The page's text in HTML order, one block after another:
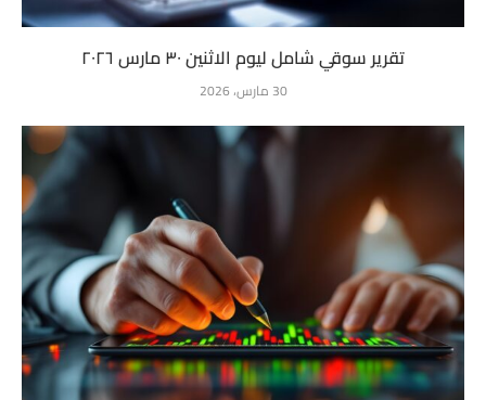
تقرير سوقي شامل ليوم الاثنين ٣٠ مارس ٢٠٢٦
30 مارس، 2026